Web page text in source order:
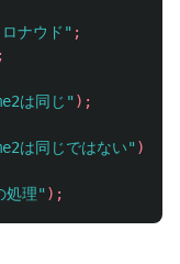
ナウド" ;
;
は同じ" );
は同じではない" );
理" );